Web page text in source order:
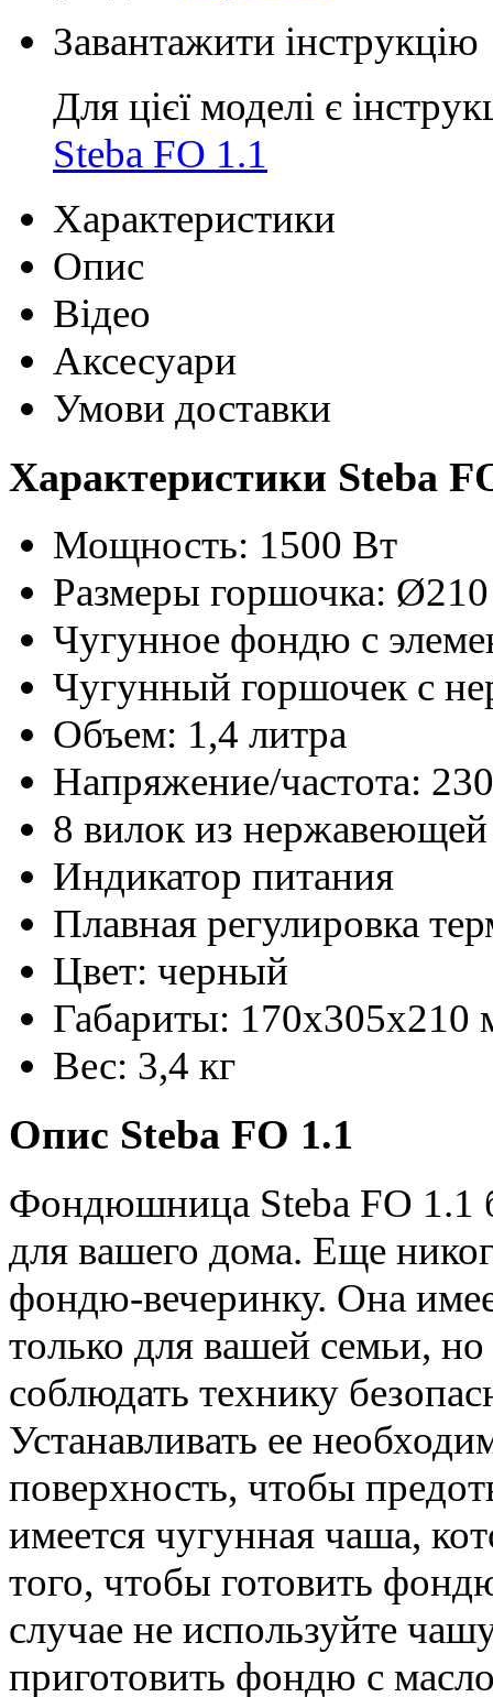
Завантажити інструкцію
Для цієї моделі є
Steba FO 1.1
Характеристики
Опис
Відео
Аксесуари
Умови доставки
Характеристики Steba
Мощность: 1500 Вт
Размеры горшочка:
Чугунное фондю с
Чугунный горшочек с
Объем: 1,4 литра
Напряжение/частота:
8 вилок из
Индикатор питания
Плавная регулировка
Цвет: черный
Габариты: 170х305х210
Вес: 3,4 кг
Опис Steba FO 1.1
Фондюшница Steba FO 1.1
для вашего дома. Еще
фондю-вечеринку. Она
только для вашей семьи,
соблюдать технику
Устанавливать ее
поверхность, чтобы
имеется чугунная чаша,
того, чтобы готовить
случае не используйте
приготовить фондю с